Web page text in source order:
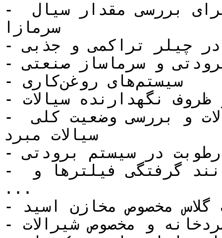
- سایت گلاس مخصوص پمپ ها برای بررسی مقدار سیال
سرمازا
- استفاده در چیلر تراکمی و جذبی
- سیستم‌های برودتی و سرماساز صنعتی
- سیستم‌های روغن‌کاری
- مخازن و ظروف نگهدارنده سیالات
- نصب در مجرای عبور انواع سیالات و بررسی وضعیت کلی
سیالات مبرد
- تشخیص رطوبت در سیستم برودتی
-  تسخیص مشکل در خط مایع مانند گرفتگی فیلترها و
...
- سایت گلاس مخصوص مخازن اسید
- سایت گلاس سردخانه و مخصوص شیرالات